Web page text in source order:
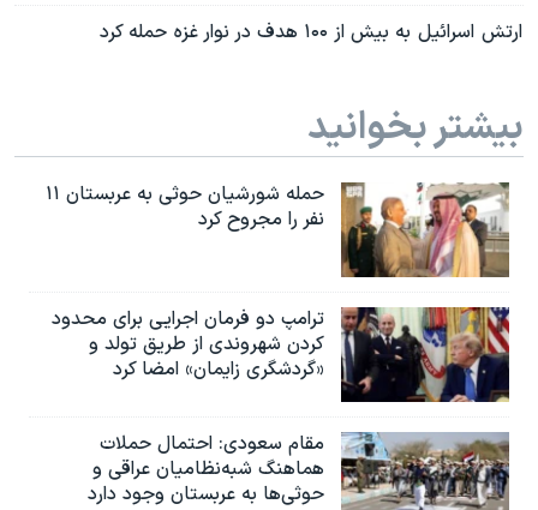
ارتش اسرائیل به بیش از ۱۰۰ هدف در نوار غزه حمله کرد
بیشتر بخوانید
حمله شورشیان حوثی به عربستان ۱۱
نفر را مجروح کرد
ترامپ دو فرمان اجرایی برای محدود
کردن شهروندی از طریق تولد و
«گردشگری زایمان» امضا کرد
مقام سعودی: احتمال حملات
هماهنگ شبه‌نظامیان عراقی و
حوثی‌ها به عربستان وجود دارد